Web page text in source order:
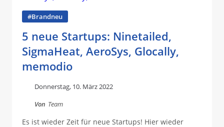
#Brandneu
5 neue Startups: Ninetailed,
SigmaHeat, AeroSys, Glocally,
memodio
Donnerstag, 10. März 2022
Von Team
Es ist wieder Zeit für neue Startups! Hier wieder